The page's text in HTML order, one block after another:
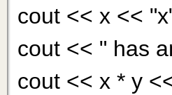
cout << x <<
cout << " has
cout << x * у